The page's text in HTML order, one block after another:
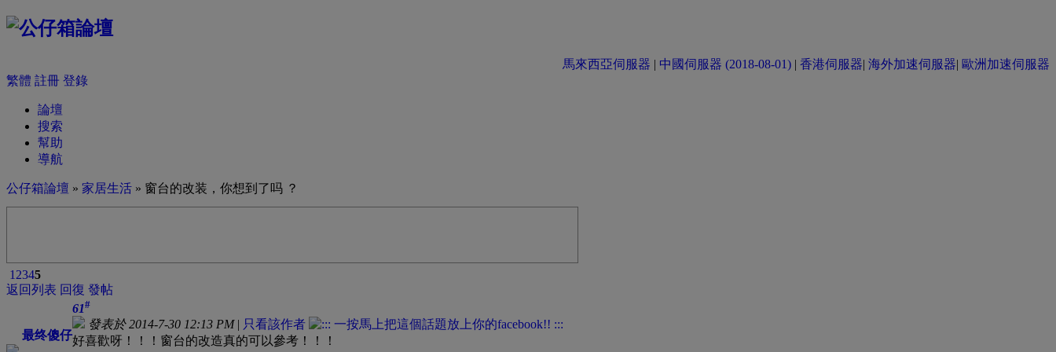
馬來西亞伺服器 | 中國伺服器 (2018-08-01) | 香港伺服器| 海外加速伺服器| 歐洲加速伺服器
繁體 註冊 登錄
論壇
搜索
幫助
導航
公仔箱論壇 » 家居生活 » 窗台的改装，你想到了吗 ？
1 2345
返回列表 回復 發帖
最终傻仔
61#
發表於 2014-7-30 12:13 PM| 只看該作者
好喜歡呀！！！窗台的改造真的可以參考！！！